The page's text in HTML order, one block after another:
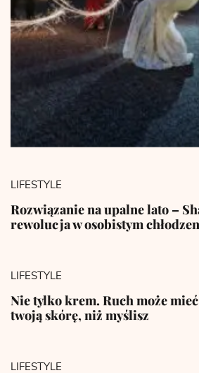
LIFESTYLE
Rozwiązanie na upalne lato –
rewolucja w osobistym
LIFESTYLE
Nie tylko krem. Ruch może
twoją skórę, niż myślisz
LIFESTYLE